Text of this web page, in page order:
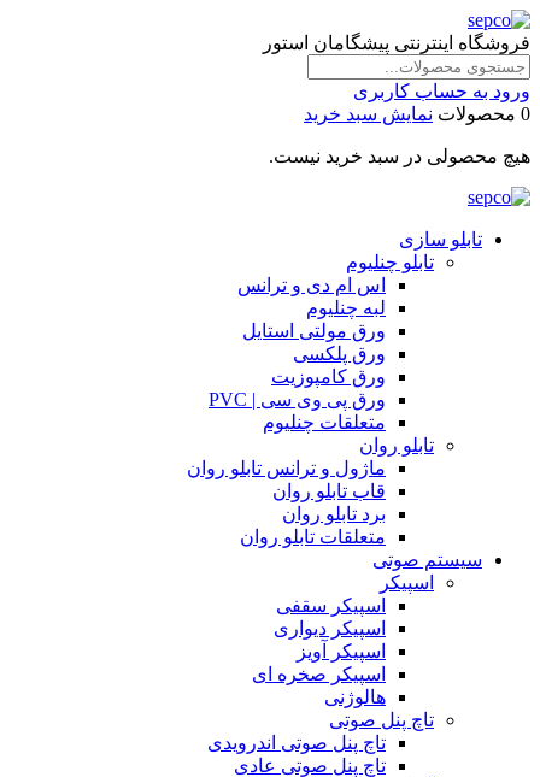
فروشگاه اینترنتی پیشگامان استور
ورود به حساب کاربری
0 محصولات
نمایش سبد خرید
هیچ محصولی در سبد خرید نیست.
تابلو سازی
تابلو چنلیوم
اس ام دی و ترانس
لبه چنلیوم
ورق مولتی استایل
ورق پلکسی
ورق کامپوزیت
ورق پی وی سی | PVC
متعلقات چنلیوم
تابلو روان
ماژول و ترانس تابلو روان
قاب تابلو روان
برد تابلو روان
متعلقات تابلو روان
سیستم صوتی
اسپیکر
اسپیکر سقفی
اسپیکر دیواری
اسپیکر آویز
اسپیکر صخره ای
هالوژنی
تاچ پنل صوتی
تاچ پنل صوتی اندرویدی
تاچ پنل صوتی عادی